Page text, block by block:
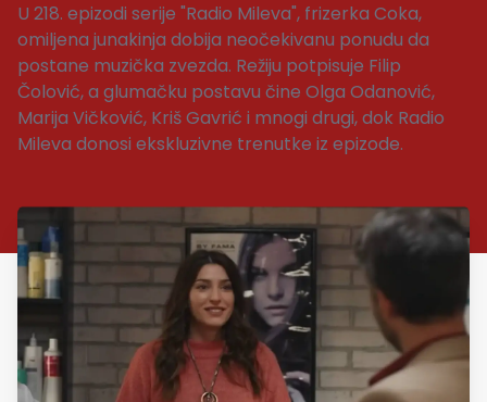
U 218. epizodi serije "Radio Mileva", frizerka Coka,
omiljena junakinja dobija neočekivanu ponudu da
postane muzička zvezda. Režiju potpisuje Filip
Čolović, a glumačku postavu čine Olga Odanović,
Marija Vičković, Kriš Gavrić i mnogi drugi, dok Radio
Mileva donosi ekskluzivne trenutke iz epizode.